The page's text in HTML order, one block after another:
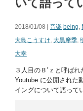
いて語って
2018/01/08 | 音楽 being,
大島こうすけ, 大黒摩季,
大幸
３人目のＢ’ｚと呼ば
Youtube に公開された
イングについて語って